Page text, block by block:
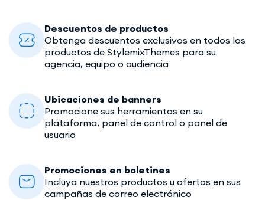
Descuentos de productos
Obtenga descuentos exclusivos en todos los
productos de StylemixThemes para su
agencia, equipo o audiencia
Ubicaciones de banners
Promocione sus herramientas en su
plataforma, panel de control o panel de
usuario
Promociones en boletines
Incluya nuestros productos u ofertas en sus
campañas de correo electrónico